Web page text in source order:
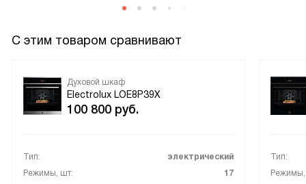
С этим товаром сравнивают
Духовой шкаф
Electrolux LOE8P39X
100 800 руб.
Тип:
электрический
Режимы, шт:
17
Тип: